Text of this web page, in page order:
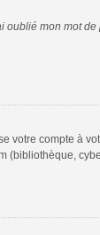
oublié mon mot de
votre compte à
(bibliothèque,